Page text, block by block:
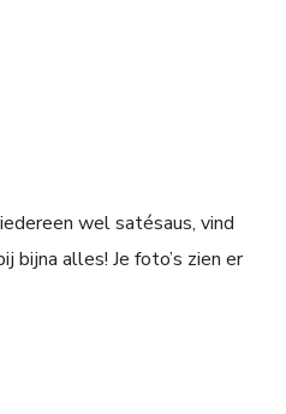
wel satésaus, vind
bijna alles! Je foto’s zien er